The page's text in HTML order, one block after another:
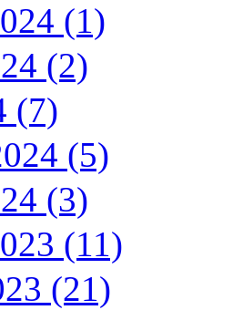
(1)
(2)
(7)
(5)
(3)
(11)
(21)